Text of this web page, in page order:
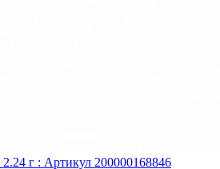
г : Артикул 200000168846